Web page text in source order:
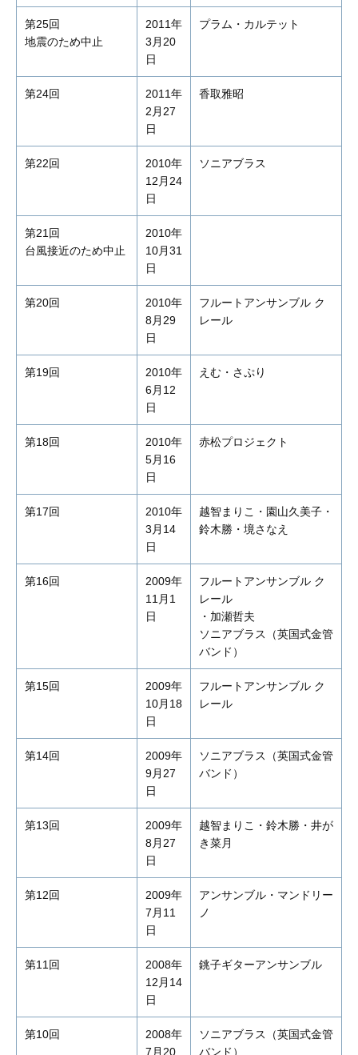
第25回
地震のため中止
2011年
3月20
日
プラム・カルテット
第24回
2011年
2月27
日
香取雅昭
第22回
2010年
12月24
日
ソニアブラス
第21回
台風接近のため中止
2010年
10月31
日
第20回
2010年
8月29
日
フルートアンサンブル ク
レール
第19回
2010年
6月12
日
えむ・さぷり
第18回
2010年
5月16
日
赤松プロジェクト
第17回
2010年
3月14
日
越智まりこ・園山久美子・
鈴木勝・境さなえ
第16回
2009年
11月1
日
フルートアンサンブル ク
レール
・加瀬哲夫
ソニアブラス（英国式金管
バンド）
第15回
2009年
10月18
日
フルートアンサンブル ク
レール
第14回
2009年
9月27
日
ソニアブラス（英国式金管
バンド）
第13回
2009年
8月27
日
越智まりこ・鈴木勝・井が
き菜月
第12回
2009年
7月11
日
アンサンブル・マンドリー
ノ
第11回
2008年
12月14
日
銚子ギターアンサンブル
第10回
2008年
7月20
ソニアブラス（英国式金管
バンド）